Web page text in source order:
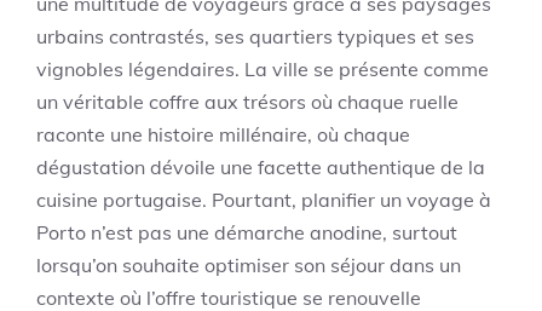
urbains contrastés, ses quartiers typiques et ses
vignobles légendaires. La ville se présente comme
un véritable coffre aux trésors où chaque ruelle
raconte une histoire millénaire, où chaque
dégustation dévoile une facette authentique de la
cuisine portugaise. Pourtant, planifier un voyage à
Porto n’est pas une démarche anodine, surtout
lorsqu’on souhaite optimiser son séjour dans un
contexte où l’offre touristique se renouvelle